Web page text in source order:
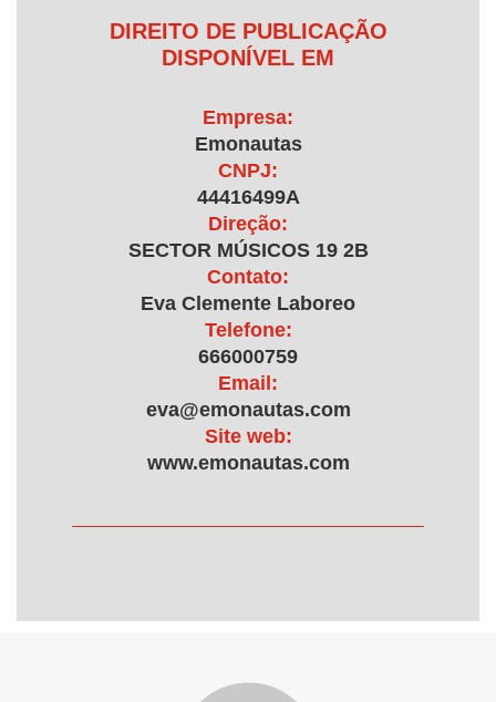
DIREITO DE PUBLICAÇÃO
DISPONÍVEL EM
Empresa:
Emonautas
CNPJ:
44416499A
Direção:
SECTOR MÚSICOS 19 2B
Contato:
Eva Clemente Laboreo
Telefone:
666000759
Email:
eva@emonautas.com
Site web:
www.emonautas.com